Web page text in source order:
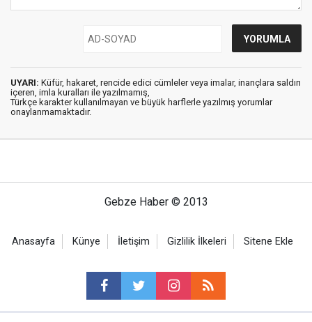
UYARI: Küfür, hakaret, rencide edici cümleler veya imalar, inançlara saldırı
içeren, imla kuralları ile yazılmamış,
Türkçe karakter kullanılmayan ve büyük harflerle yazılmış yorumlar
onaylanmamaktadır.
Gebze Haber © 2013
Anasayfa Künye İletişim Gizlilik İlkeleri Sitene Ekle